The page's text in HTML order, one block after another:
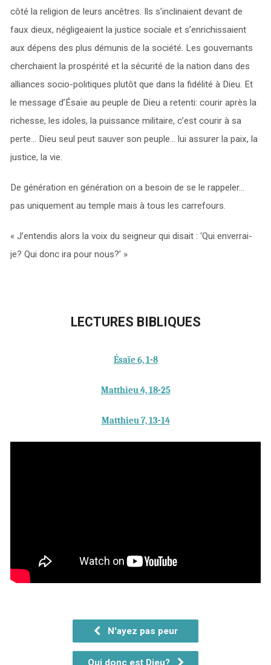
côté la religion de leurs ancêtres. Ils s’inclinaient devant de
faux dieux, négligeaient la justice sociale et s’enrichissaient
aux dépens des plus démunis de la société. Les gouvernants
cherchaient la prospérité et la sécurité de la nation dans des
alliances socio-politiques plutôt que dans la fidélité à Dieu. Et
le message d’Ésaïe au peuple de Dieu a retenti: courir après la
richesse, les idoles, la puissance militaire, c’est courir à sa
perte… Dieu seul peut sauver son peuple… lui assurer la paix, la
justice, la vie.
De génération en génération on a besoin de se le rappeler…
pas uniquement au temple mais à tous les carrefours.
« J’entendis alors la voix du seigneur qui disait : ‘Qui enverrai-
je? Qui donc ira pour nous?’ »
LECTURES BIBLIQUES
Ésaïe 6, 1-8
Matthieu 4, 18-25
Matthieu 7, 13-14
N'ayez pas peur